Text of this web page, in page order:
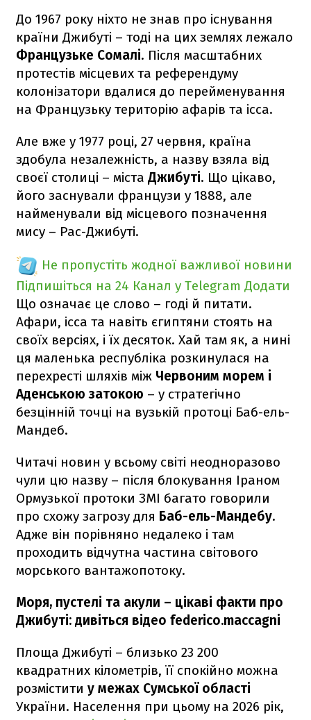
До 1967 року ніхто не знав про існування
країни Джибуті – тоді на цих землях лежало
Французьке Сомалі. Після масштабних
протестів місцевих та референдуму
колонізатори вдалися до перейменування
на Французьку територію афарів та ісса.
Але вже у 1977 році, 27 червня, країна
здобула незалежність, а назву взяла від
своєї столиці – міста Джибуті. Що цікаво,
його заснували французи у 1888, але
найменували від місцевого позначення
мису – Рас-Джибуті.
Не пропустіть жодної важливої новини
Підпишіться на 24 Канал у Telegram Додати
Що означає це слово – годі й питати.
Афари, ісса та навіть єгиптяни стоять на
своїх версіях, і їх десяток. Хай там як, а нині
ця маленька республіка розкинулася на
перехресті шляхів між Червоним морем і
Аденською затокою – у стратегічно
безцінній точці на вузькій протоці Баб-ель-
Мандеб.
Читачі новин у всьому світі неодноразово
чули цю назву – після блокування Іраном
Ормузької протоки ЗМІ багато говорили
про схожу загрозу для Баб-ель-Мандебу.
Адже він порівняно недалеко і там
проходить відчутна частина світового
морського вантажопотоку.
Моря, пустелі та акули – цікаві факти про
Джибуті: дивіться відео federico.maccagni
Площа Джибуті – близько 23 200
квадратних кілометрів, її спокійно можна
розмістити у межах Сумської області
України. Населення при цьому на 2026 рік,